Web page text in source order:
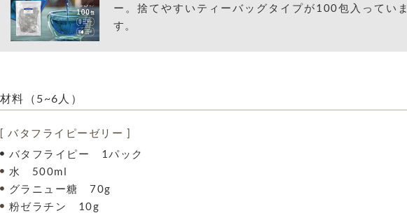
ー。捨てやすいティーバッグタイプが100包入っていま
す。
材料（5~6人）
[ バタフライピーゼリー ]
バタフライピー 1パック
水 500ml
グラニュー糖 70g
粉ゼラチン 10g